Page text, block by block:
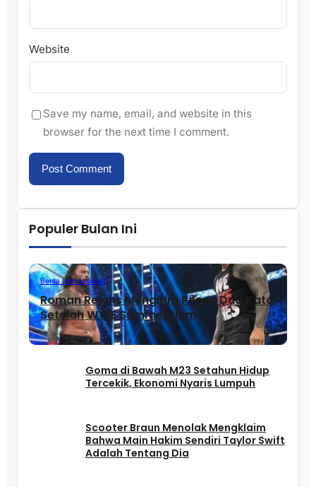
Website
Save my name, email, and website in this
browser for the next time I comment.
Populer Bulan Ini
Berita Internasional
Roman Reigns Mengirim Pesan Dua Kata
Setelah WWE SummerSlam
Goma di Bawah M23 Setahun Hidup
Tercekik, Ekonomi Nyaris Lumpuh
Scooter Braun Menolak Mengklaim
Bahwa Main Hakim Sendiri Taylor Swift
Adalah Tentang Dia